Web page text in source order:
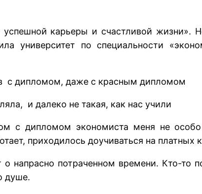
карьеры и счастливой жизни».
университет по специальности
с дипломом, даже с красным дипломом
и далеко не такая, как нас учили
с дипломом экономиста меня не
приходилось доучиваться на платных
потраченном времени. Кто-то
душе.